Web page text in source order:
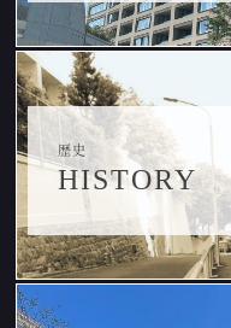
歴史
HISTORY